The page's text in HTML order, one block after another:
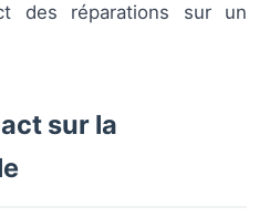
des réparations sur un
sur la